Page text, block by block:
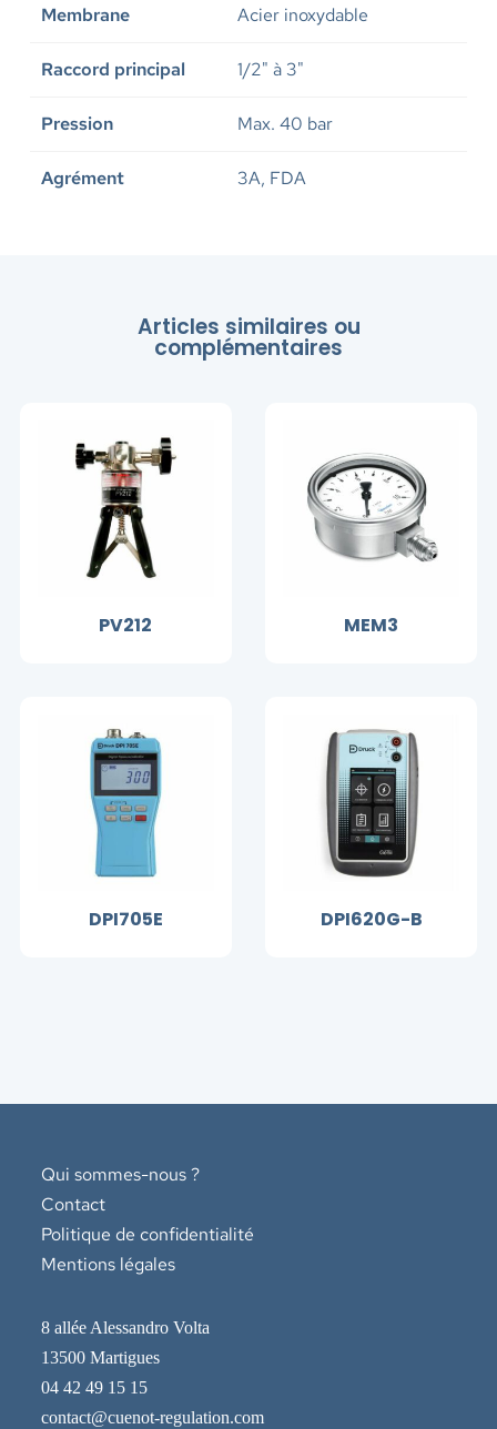
Membrane Acier inoxydable
Raccord principal 1/2" à 3"
Pression Max. 40 bar
Agrément 3A, FDA
Articles similaires ou
complémentaires
PV212 MEM3
DPI705E DPI620G-B
Qui sommes-nous ?
Contact
Politique de confidentialité
Mentions légales
8 allée Alessandro Volta
13500 Martigues
04 42 49 15 15
contact@cuenot-regulation.com